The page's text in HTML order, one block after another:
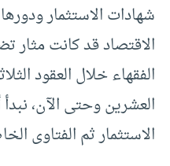
شهادات الاستثمار
الاقتصاد قد كانت مثار
الفقهاء خلال العقود
العشرين وحتى الآن،
الاستثمار ثم الفتاوى